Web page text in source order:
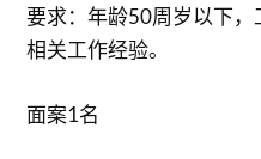
要求：年龄50周岁以下
相关工作经验。
面案1名